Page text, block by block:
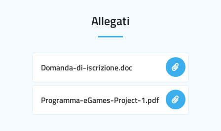
Allegati
Domanda-di-iscrizione.doc
Programma-eGames-Project-1.pdf